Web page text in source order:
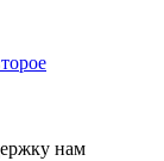
нам